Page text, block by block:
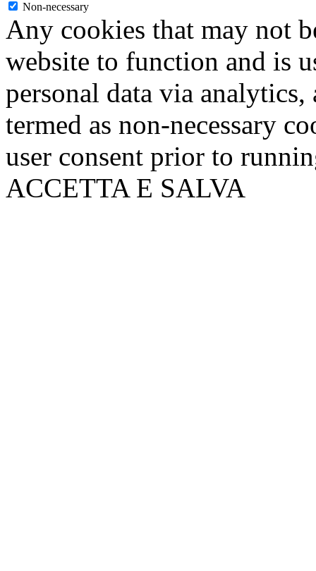
Non-necessary
Any cookies that may not
website to function and is
personal data via analytics,
termed as non-necessary
user consent prior to
ACCETTA E SALVA